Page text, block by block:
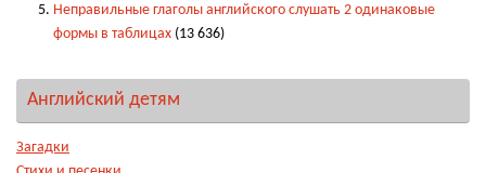
Неправильные глаголы английского слушать 2 одинаковые
формы в таблицах (13 636)
Английский детям
Загадки